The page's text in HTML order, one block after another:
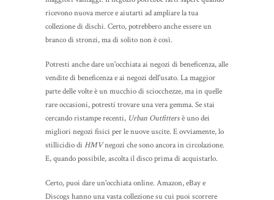
ricevono nuova merce e aiutarti ad ampliare la tua
collezione di dischi. Certo, potrebbero anche essere un
branco di stronzi, ma di solito non è così.
Potresti anche dare un'occhiata ai negozi di beneficenza, alle
vendite di beneficenza e ai negozi dell'usato. La maggior
parte delle volte è un mucchio di sciocchezze, ma in quelle
rare occasioni, potresti trovare una vera gemma. Se stai
cercando ristampe recenti, Urban Outfittersè uno dei
migliori negozi fisici per le nuove uscite. E ovviamente, lo
stillicidio di HMVnegozi che sono ancora in circolazione.
E, quando possibile, ascolta il disco prima di acquistarlo.
Certo, puoi dare un'occhiata online. Amazon, eBay e
Discogs hanno una vasta collezione su cui puoi scorrere